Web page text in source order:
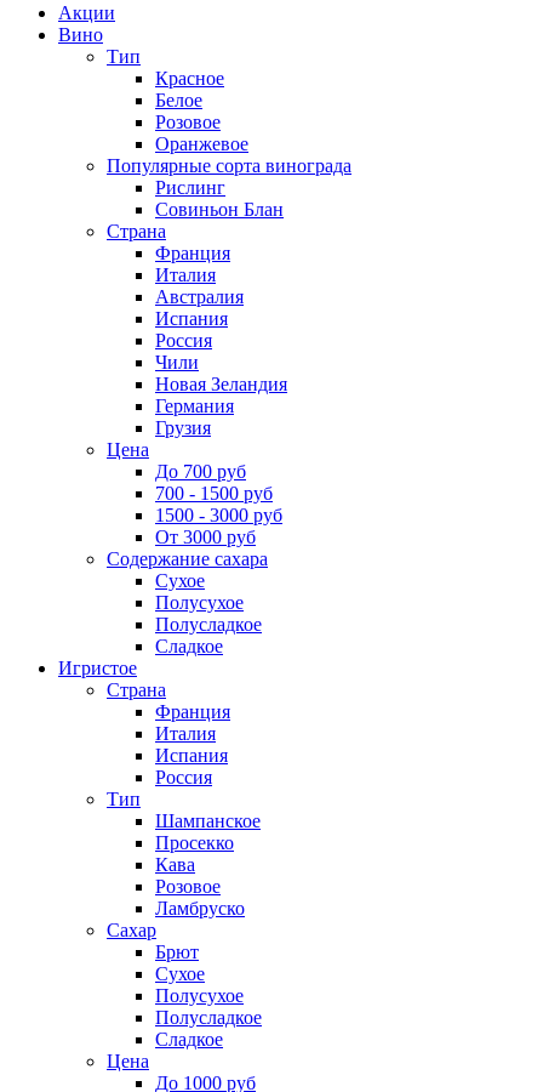
Акции
Вино
Тип
Красное
Белое
Розовое
Оранжевое
Популярные сорта винограда
Рислинг
Совиньон Блан
Страна
Франция
Италия
Австралия
Испания
Россия
Чили
Новая Зеландия
Германия
Грузия
Цена
До 700 руб
700 - 1500 руб
1500 - 3000 руб
От 3000 руб
Содержание сахара
Сухое
Полусухое
Полусладкое
Сладкое
Игристое
Страна
Франция
Италия
Испания
Россия
Тип
Шампанское
Просекко
Кава
Розовое
Ламбруско
Сахар
Брют
Сухое
Полусухое
Полусладкое
Сладкое
Цена
До 1000 руб